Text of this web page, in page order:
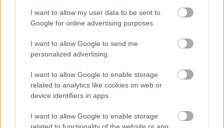
I want to allow my user data to be sent to
Google for online advertising purposes.
I want to allow Google to send me
personalized advertising.
I want to allow Google to enable storage
related to analytics like cookies on web or
device identifiers in apps.
I want to allow Google to enable storage
Zadnje objave
Rogla bo gostila tradicionalni 34. praznik šoferjev in
avtomehanikov!